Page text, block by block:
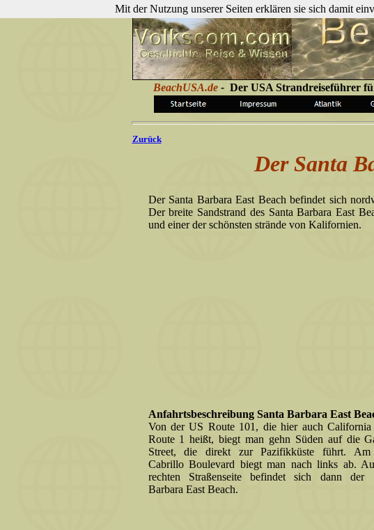
BeachUSA.de - Der USA Strandreiseführer
Zurück
Der Santa
Der Santa Barbara East Beach befindet sich
Der breite Sandstrand des Santa Barbara East
und einer der schönsten strände von Kalifornien.
Anfahrtsbeschreibung Santa Barbara East
Von der US Route 101, die hier auch California
Route 1 heißt, biegt man gehn Süden auf die
Street, die direkt zur Pazifikküste führt. Am
Cabrillo Boulevard biegt man nach links ab.
rechten Straßenseite befindet sich dann der
Barbara East Beach.
Mit der Nutzung unserer Seiten erklären sie sich damit